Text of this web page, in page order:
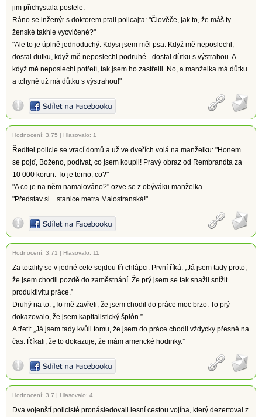
jim přichystala postele.
Ráno se inženýr s doktorem ptali policajta: "Člověče, jak to, že máš ty
ženské takhle vycvičené?"
"Ale to je úplně jednoduchý. Kdysi jsem měl psa. Když mě neposlechl,
dostal důtku, když mě neposlechl podruhé - dostal důtku s výstrahou. A
když mě neposlechl potřetí, tak jsem ho zastřelil. No, a manželka má důtku
a tchyně už má důtku s výstrahou!"
Hodnocení: 3.75 | Hlasovalo: 1
Ředitel policie se vrací domů a už ve dveřích volá na manželku: "Honem
se pojď, Boženo, podívat, co jsem koupil! Pravý obraz od Rembrandta za
10 000 korun. To je terno, co?"
"A co je na něm namalováno?" ozve se z obýváku manželka.
"Představ si... stanice metra Malostranská!"
Hodnocení: 3.71 | Hlasovalo: 11
Za totality se v jedné cele sejdou tři chlápci. První říká: „Já jsem tady proto,
že jsem chodil pozdě do zaměstnání. Že prý jsem se tak snažil snížit
produktivitu práce.”
Druhý na to: „To mě zavřeli, že jsem chodil do práce moc brzo. To prý
dokazovalo, že jsem kapitalistický špión.”
A třetí: „Já jsem tady kvůli tomu, že jsem do práce chodil vždycky přesně na
čas. Říkali, že to dokazuje, že mám americké hodinky.”
Hodnocení: 3.7 | Hlasovalo: 4
Dva vojenští policisté pronásledovali lesní cestou vojína, který dezertoval z